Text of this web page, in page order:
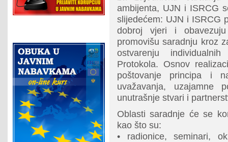
ambijenta, UJN i ISRCG
slijedećem: UJN i ISRCG
dobroj vjeri i
promovišu saradnju kroz
ostvarenju
Protokola. Osnov
poštovanje principa i
uvažavanja, uzajamne
unutrašnje stvari i
Oblasti saradnje će se
kao što su:
• radionice, seminari,